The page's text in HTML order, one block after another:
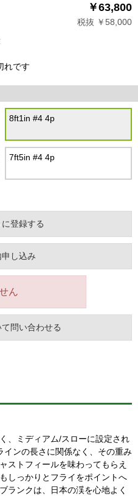
￥63,800
税抜 ￥58,000
れです
8ft1in #4 4p
7ft5in #4 4p
登録する
申し込み
ん
問い合わせる
、ミディアム/スローに設定され
ンの長さに関係なく、その重み
ストフィールを味わってもらえ
しっかりとフライをポイントへ
ランクは、日本の渓を心地よく